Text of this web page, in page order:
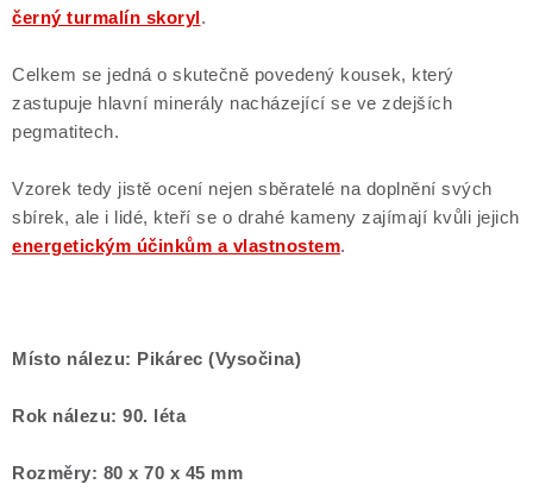
černý turmalín skoryl .
Celkem se jedná o skutečně povedený kousek, který
zastupuje hlavní minerály nacházející se ve zdejších
pegmatitech.
Vzorek tedy jistě ocení nejen sběratelé na doplnění svých
sbírek, ale i lidé, kteří se o drahé kameny zajímají kvůli jejich
energetickým účinkům a vlastnostem.
Místo nálezu: Pikárec (Vysočina)
Rok nálezu: 90. léta
Rozměry: 80 x 70 x 45 mm